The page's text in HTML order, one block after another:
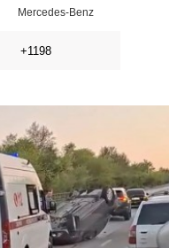
Mercedes-Benz
+1198